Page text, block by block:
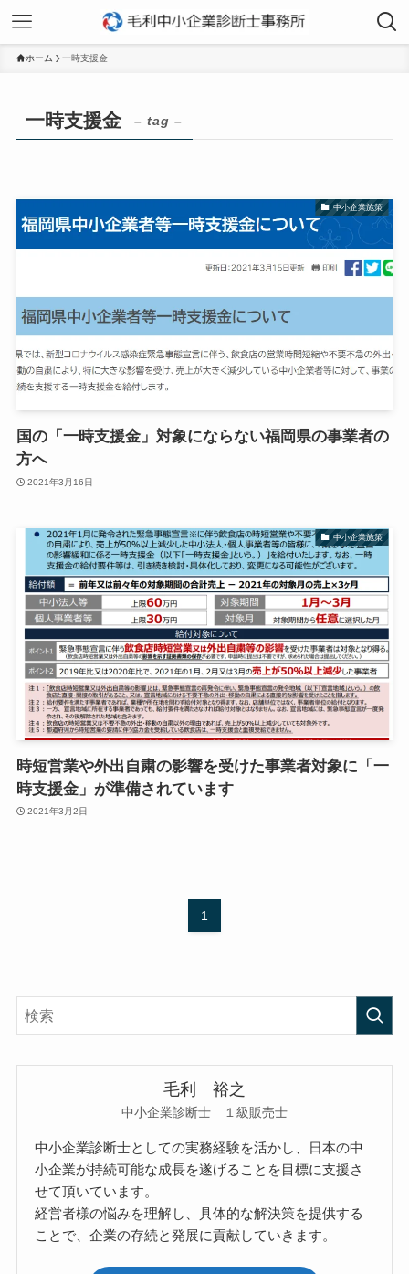
ホーム 一時支援金
一時支援金 – tag –
中小企業施策
国の「一時支援金」対象にならない福岡県の事業者の
方へ
2021年3月16日
中小企業施策
時短営業や外出自粛の影響を受けた事業者対象に「一
時支援金」が準備されています
2021年3月2日
1
毛利 裕之
中小企業診断士 １級販売士
中小企業診断士としての実務経験を活かし、日本の中
小企業が持続可能な成長を遂げることを目標に支援さ
せて頂いています。
経営者様の悩みを理解し、具体的な解決策を提供する
ことで、企業の存続と発展に貢献していきます。